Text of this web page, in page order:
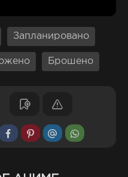
Запланировано
Брошено